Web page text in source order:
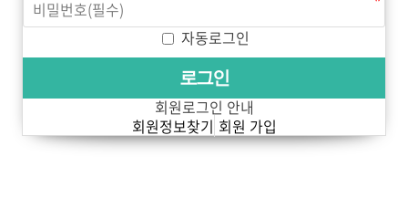
자동로그인
회원로그인 안내
회원정보찾기 회원 가입